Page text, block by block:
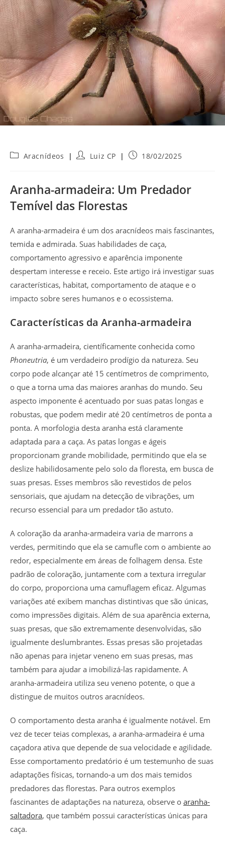
Categoria
Aracnídeos
AutorLuiz CP
Post18/02/2025
Aranha-armadeira: Um Predador
Temível das Florestas
A aranha-armadeira é um dos aracnídeos mais fascinantes,
temida e admirada. Suas habilidades de caça,
comportamento agressivo e aparência imponente
despertam interesse e receio. Este artigo irá investigar suas
características, habitat, comportamento de ataque e o
impacto sobre seres humanos e o ecossistema.
Características da Aranha-armadeira
A aranha-armadeira, científicamente conhecida como
Phoneutria, é um verdadeiro prodígio da natureza. Seu
corpo pode alcançar até 15 centímetros de comprimento,
o que a torna uma das maiores aranhas do mundo. Seu
aspecto imponente é acentuado por suas patas longas e
robustas, que podem medir até 20 centímetros de ponta a
ponta. A morfologia desta aranha está claramente
adaptada para a caça. As patas longas e ágeis
proporcionam grande mobilidade, permitindo que ela se
deslize habilidosamente pelo solo da floresta, em busca de
suas presas. Esses membros são revestidos de pelos
sensoriais, que ajudam na detecção de vibrações, um
recurso essencial para um predador tão astuto.
A coloração da aranha-armadeira varia de marrons a
verdes, permitindo que ela se camufle com o ambiente ao
redor, especialmente em áreas de folhagem densa. Este
padrão de coloração, juntamente com a textura irregular
do corpo, proporciona uma camuflagem eficaz. Algumas
variações até exibem manchas distintivas que são únicas,
como impressões digitais. Além de sua aparência externa,
suas presas, que são extremamente desenvolvidas, são
igualmente deslumbrantes. Essas presas são projetadas
não apenas para injetar veneno em suas presas, mas
também para ajudar a imobilizá-las rapidamente. A
aranha-armadeira utiliza seu veneno potente, o que a
distingue de muitos outros aracnídeos.
O comportamento desta aranha é igualmente notável. Em
vez de tecer teias complexas, a aranha-armadeira é uma
caçadora ativa que depende de sua velocidade e agilidade.
Esse comportamento predatório é um testemunho de suas
adaptações físicas, tornando-a um dos mais temidos
predadores das florestas. Para outros exemplos
fascinantes de adaptações na natureza, observe o aranha-
saltadora, que também possui características únicas para
caça.